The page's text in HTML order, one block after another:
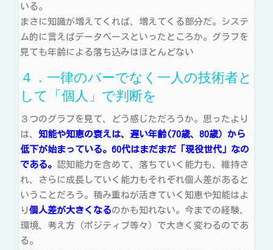
いる。
まさに知識が増えてくれば、増えてくる部分だ。システ
ム的に言えばデータベースといったところか。グラフを
見ても年齢による落ち込みはほとんどない
４．一律のバーでなく一人の技術者と
して「個人」で判断を
３つのグラフを見て、どう感じただろうか。思ったより
は、 知能や知恵の衰えは、遅い年齢(70歳、80歳）から
低下が始まっている。60代はまだまだ「現役世代」なの
である。 認知能力を含めて、落ちていく能力も、維持さ
れ、さらに成長していく能力もそれぞれ個人差があると
いうことだろう。積み重ねが活きていく知恵や知能はよ
り 個人差が大きくなるのかも知れない。今までの経験、
環境、考え方（ポジティブ等々）で大きく変わるのであ
る。